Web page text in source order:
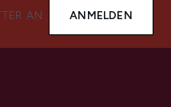
AN ANMELDEN